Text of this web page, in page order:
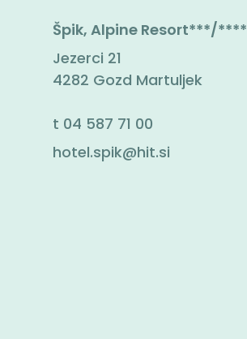
Špik, Alpine Resort***/****
Jezerci 21
4282 Gozd Martuljek
t 04 587 71 00
hotel.spik@hit.si